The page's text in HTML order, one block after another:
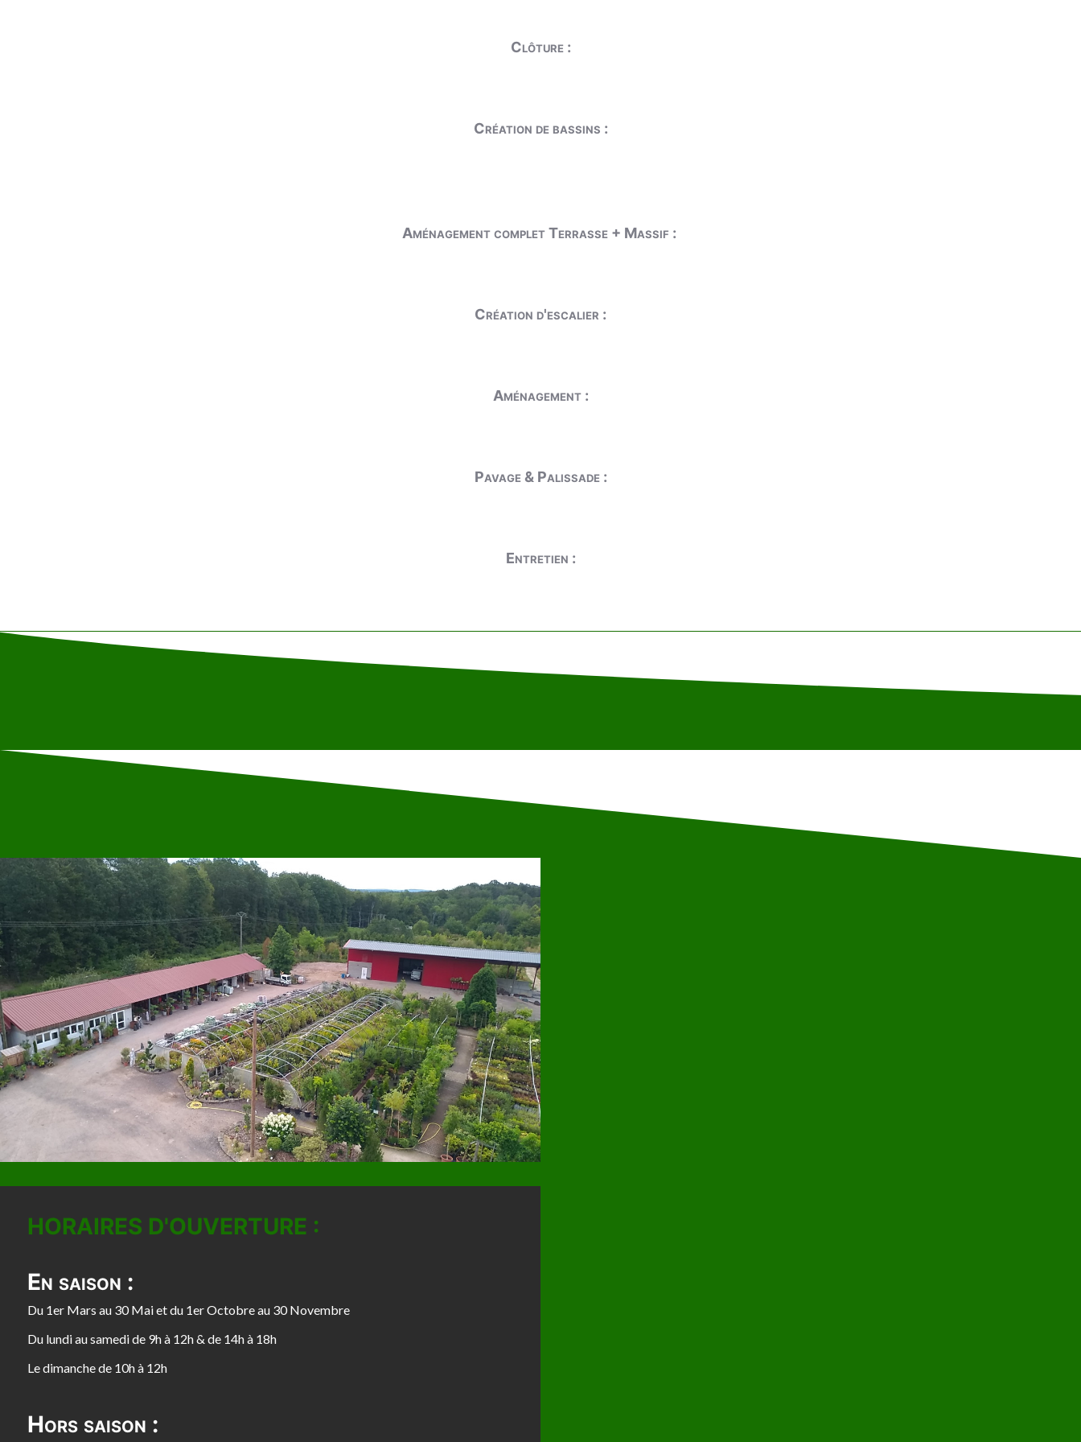
Clôture :
Création de bassins :
Aménagement complet Terrasse + Massif :
Création d'escalier :
Aménagement :
Pavage & Palissade :
Entretien :
HORAIRES D'OUVERTURE :
En saison :
Du 1er Mars au 30 Mai et du 1er Octobre au 30 Novembre
Du lundi au samedi de 9h à 12h & de 14h à 18h
Le dimanche de 10h à 12h
Hors saison :